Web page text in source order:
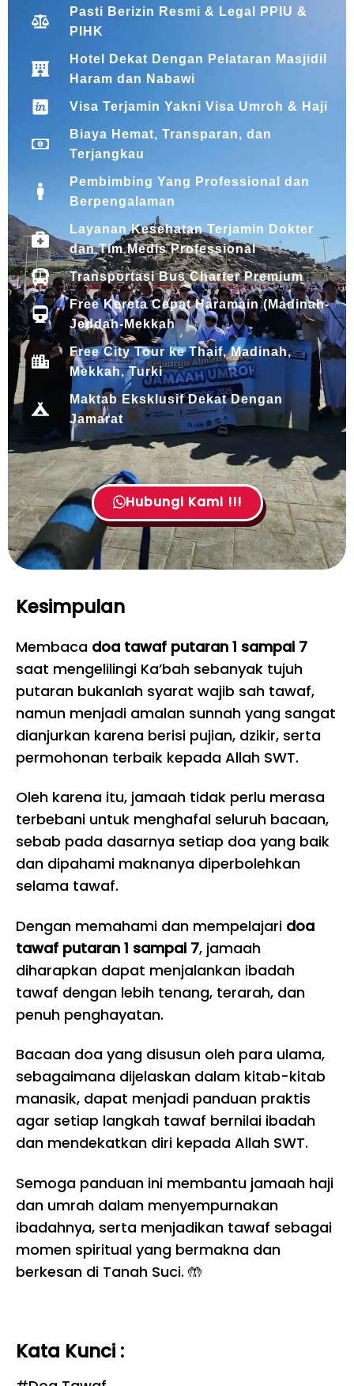
Pasti Berizin Resmi & Legal PPIU &
PIHK
Hotel Dekat Dengan Pelataran Masjidil
Haram dan Nabawi
Visa Terjamin Yakni Visa Umroh & Haji
Biaya Hemat, Transparan, dan
Terjangkau
Pembimbing Yang Professional dan
Berpengalaman
Layanan Kesehatan Terjamin Dokter
dan Tim Medis Professional
Transportasi Bus Charter Premium
Free Kereta Cepat Haramain (Madinah-
Jeddah-Mekkah
Free City Tour ke Thaif, Madinah,
Mekkah, Turki
Maktab Eksklusif Dekat Dengan
Jamarat
Hubungi Kami !!!
Kesimpulan
Membaca doa tawaf putaran 1 sampai 7
saat mengelilingi Ka’bah sebanyak tujuh
putaran bukanlah syarat wajib sah tawaf,
namun menjadi amalan sunnah yang sangat
dianjurkan karena berisi pujian, dzikir, serta
permohonan terbaik kepada Allah SWT.
Oleh karena itu, jamaah tidak perlu merasa
terbebani untuk menghafal seluruh bacaan,
sebab pada dasarnya setiap doa yang baik
dan dipahami maknanya diperbolehkan
selama tawaf.
Dengan memahami dan mempelajari doa
tawaf putaran 1 sampai 7, jamaah
diharapkan dapat menjalankan ibadah
tawaf dengan lebih tenang, terarah, dan
penuh penghayatan.
Bacaan doa yang disusun oleh para ulama,
sebagaimana dijelaskan dalam kitab-kitab
manasik, dapat menjadi panduan praktis
agar setiap langkah tawaf bernilai ibadah
dan mendekatkan diri kepada Allah SWT.
Semoga panduan ini membantu jamaah haji
dan umrah dalam menyempurnakan
ibadahnya, serta menjadikan tawaf sebagai
momen spiritual yang bermakna dan
berkesan di Tanah Suci. 🤲
Kata Kunci :